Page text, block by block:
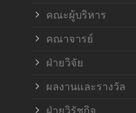
คณะผู้บริหาร
คณาจารย์
ฝ่ายวิจัย
ผลงานและรางวัล